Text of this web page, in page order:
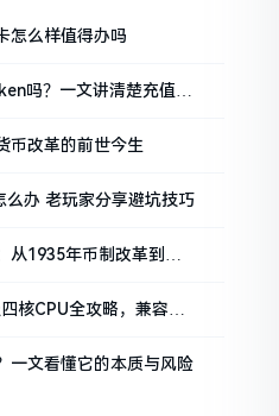
怎么样值得办吗
吗？一文讲清楚充值提
币改革的前世今生
么办 老玩家分享避坑技巧
从1935年币制改革到
核CPU全攻略，兼容型
一文看懂它的本质与风险